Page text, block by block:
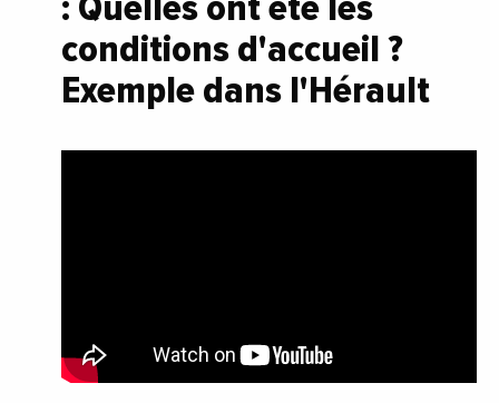
conditions d'accueil ?
Exemple dans l'Hérault